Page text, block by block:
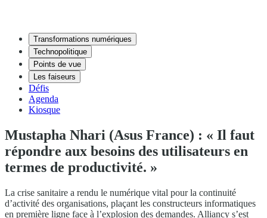
Transformations numériques
Technopolitique
Points de vue
Les faiseurs
Défis
Agenda
Kiosque
Mustapha Nhari (Asus France) : « Il faut
répondre aux besoins des utilisateurs en
termes de productivité. »
La crise sanitaire a rendu le numérique vital pour la continuité
d’activité des organisations, plaçant les constructeurs informatiques
en première ligne face à l’explosion des demandes. Alliancy s’est